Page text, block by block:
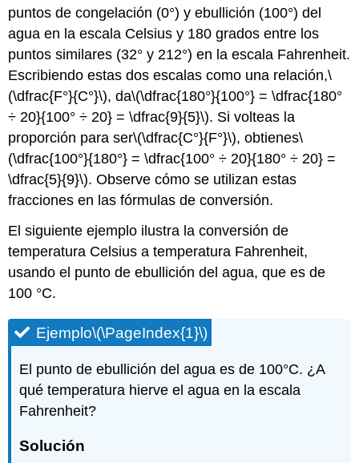
puntos de congelación (0°) y ebullición (100°) del
agua en la escala Celsius y 180 grados entre los
puntos similares (32° y 212°) en la escala Fahrenheit.
Escribiendo estas dos escalas como una relación,\
(\dfrac{F°}{C°}\), da\(\dfrac{180°}{100°} = \dfrac{180°
÷ 20}{100° ÷ 20} = \dfrac{9}{5}\). Si volteas la
proporción para ser\(\dfrac{C°}{F°}\), obtienes\
(\dfrac{100°}{180°} = \dfrac{100° ÷ 20}{180° ÷ 20} =
\dfrac{5}{9}\). Observe cómo se utilizan estas
fracciones en las fórmulas de conversión.
El siguiente ejemplo ilustra la conversión de
temperatura Celsius a temperatura Fahrenheit,
usando el punto de ebullición del agua, que es de
100 °C.
Ejemplo\(\PageIndex{1}\)
El punto de ebullición del agua es de 100°C. ¿A
qué temperatura hierve el agua en la escala
Fahrenheit?
Solución